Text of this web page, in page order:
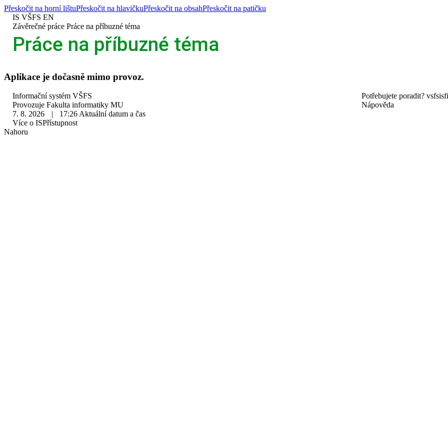
Přeskočit na horní lištuPřeskočit na hlavičkuPřeskočit na obsahPřeskočit na patičku
IS VŠFS EN
>
Závěrečné práce >
Práce na příbuzné téma
Práce na příbuzné téma
Aplikace je dočasně mimo provoz.
IS
VŠFS
Informační systém VŠFS
ProvozujeFakulta informatiky MU
Potřebujete poradit?vsfsisf
Nápověda
7. 8. 2026
| 17:26Aktuální datum a čas
Více o ISPřístupnost
Nahoru